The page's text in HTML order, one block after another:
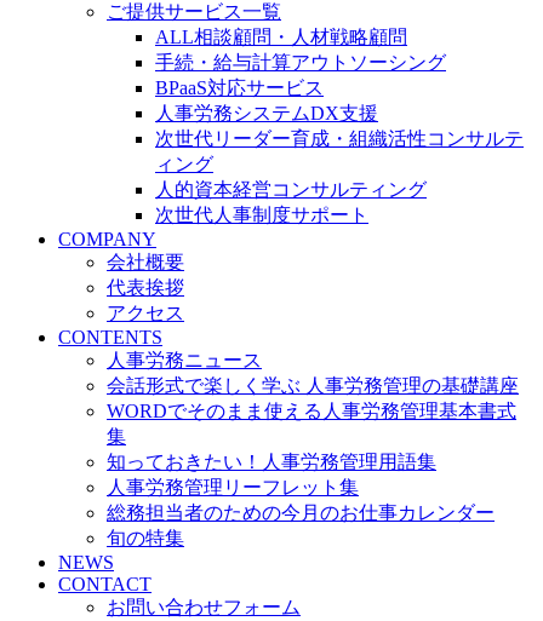
ご提供サービス一覧
ALL相談顧問・人材戦略顧問
手続・給与計算アウトソーシング
BPaaS対応サービス
人事労務システムDX支援
次世代リーダー育成・組織活性コンサルテ
ィング
人的資本経営コンサルティング
次世代人事制度サポート
COMPANY
会社概要
代表挨拶
アクセス
CONTENTS
人事労務ニュース
会話形式で楽しく学ぶ 人事労務管理の基礎講座
WORDでそのまま使える人事労務管理基本書式
集
知っておきたい！人事労務管理用語集
人事労務管理リーフレット集
総務担当者のための今月のお仕事カレンダー
旬の特集
NEWS
CONTACT
お問い合わせフォーム